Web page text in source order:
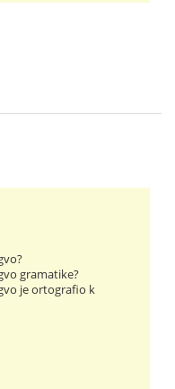
gramatike?
je ortografio k